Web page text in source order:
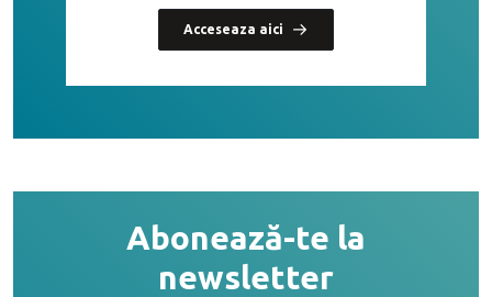
Acceseaza aici
Abonează-te la
newsletter